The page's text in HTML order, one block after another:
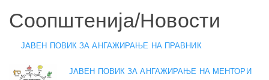
Соопштенија/Новости
ЈАВЕН ПОВИК ЗА АНГАЖИРАЊЕ НА ПРАВНИК
ЈАВЕН ПОВИК ЗА АНГАЖИРАЊЕ НА МЕНТОРИ